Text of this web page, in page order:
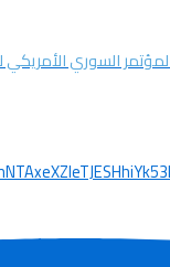
السوري الأمريكي